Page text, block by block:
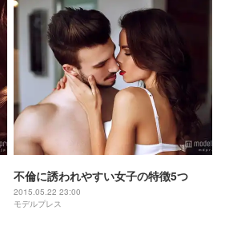
不倫に誘われやすい女子の特徴5つ
2015.05.22 23:00
モデルプレス